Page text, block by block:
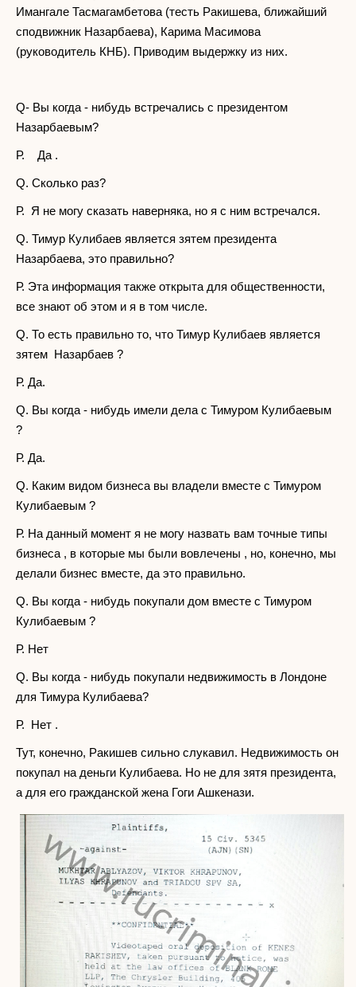
Имангале Тасмагамбетова (тесть Ракишева, ближайший
сподвижник Назарбаева), Карима Масимова
(руководитель КНБ). Приводим выдержку из них.
Q- Вы когда - нибудь встречались с президентом
Назарбаевым?
Р. Да .
Q. Сколько раз?
Р. Я не могу сказать наверняка, но я с ним встречался.
Q. Тимур Кулибаев является зятем президента
Назарбаева, это правильно?
Р. Эта информация также открыта для общественности,
все знают об этом и я в том числе.
Q. То есть правильно то, что Тимур Кулибаев является
зятем Назарбаев ?
Р. Да.
Q. Вы когда - нибудь имели дела с Тимуром Кулибаевым
?
Р. Да.
Q. Каким видом бизнеса вы владели вместе с Тимуром
Кулибаевым ?
Р. На данный момент я не могу назвать вам точные типы
бизнеса , в которые мы были вовлечены , но, конечно, мы
делали бизнес вместе, да это правильно.
Q. Вы когда - нибудь покупали дом вместе с Тимуром
Кулибаевым ?
Р. Нет
Q. Вы когда - нибудь покупали недвижимость в Лондоне
для Тимура Кулибаева?
Р. Нет .
Тут, конечно, Ракишев сильно слукавил. Недвижимость он
покупал на деньги Кулибаева. Но не для зятя президента,
а для его гражданской жена Гоги Ашкенази.